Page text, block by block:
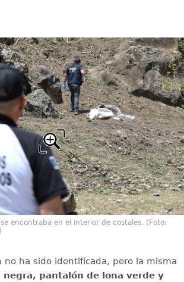
encontraba en el interior de costales. (Foto:
no ha sido identificada, pero la misma
negra, pantalón de lona verde y